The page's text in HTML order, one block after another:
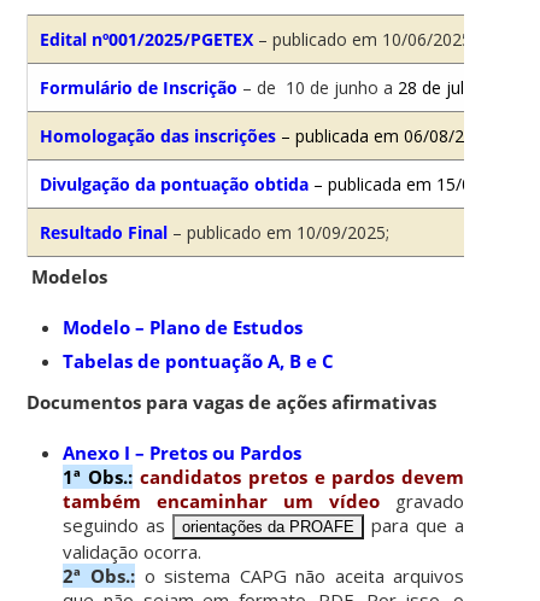
Edital nº001/2025/PGETEX – publicado em 10/06/2025;
Formulário de Inscrição – de 10 de junho a 28 de julho de
Homologação das inscrições – publicada em 06/08/2025;
Divulgação da pontuação obtida – publicada em 15/08/2025;
Resultado Final – publicado em 10/09/2025;
Modelos
Modelo – Plano de Estudos
Tabelas de pontuação A, B e C
Documentos para vagas de ações afirmativas
Anexo I – Pretos ou Pardos
1ª Obs.: candidatos pretos e pardos devem
também encaminhar um vídeo gravado
seguindo as
orientações da PROAFE
para que a
validação ocorra.
2ª Obs.:o sistema CAPG não aceita arquivos